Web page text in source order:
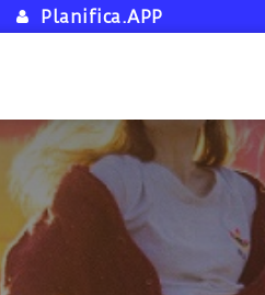
Planifica.APP